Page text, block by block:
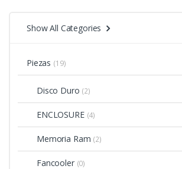
Show All Categories
Piezas (19)
Disco Duro (2)
ENCLOSURE (4)
Memoria Ram (2)
Fancooler (0)